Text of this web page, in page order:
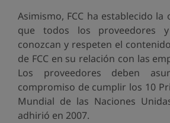
Asimismo, FCC ha establecido
que todos los proveedores y
conozcan y respeten el
de FCC en su relación con las
Los proveedores deben
compromiso de cumplir los 10
Mundial de las Naciones
adhirió en 2007.